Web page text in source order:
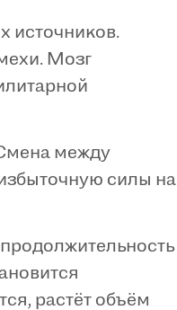
источников.
Мозг
между
силы на
растёт объём